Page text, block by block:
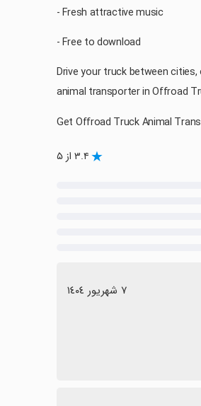
- Fresh attractive music
- Free to download
Drive your truck between
animal transporter in Offroad
Get Offroad Truck Animal
۳.۴ از ۵
٧ شهریور ١٤٠٤